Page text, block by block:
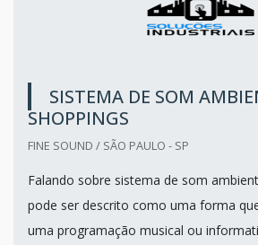
SISTEMA DE SOM
SHOPPINGS
FINE SOUND / SÃO PAULO - SP
Falando sobre sistema de som
pode ser descrito como uma forma
uma programação musical ou